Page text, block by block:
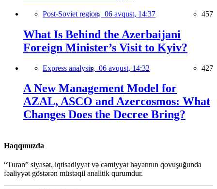
Post-Soviet region, 06 avqust, 14:37 457
What Is Behind the Azerbaijani
Foreign Minister’s Visit to Kyiv?
Express analysis, 06 avqust, 14:32 427
A New Management Model for
AZAL, ASCO and Azercosmos: What
Changes Does the Decree Bring?
Haqqımızda
“Turan” siyasət, iqtisadiyyat və cəmiyyət həyatının qovuşuğunda
fəaliyyət göstərən müstəqil analitik qurumdur.